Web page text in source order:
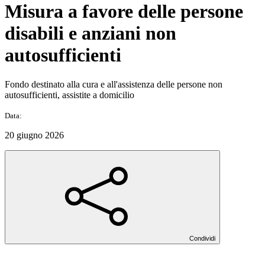
Misura a favore delle persone
disabili e anziani non
autosufficienti
Fondo destinato alla cura e all'assistenza delle persone non
autosufficienti, assistite a domicilio
Data:
20 giugno 2026
Condividi